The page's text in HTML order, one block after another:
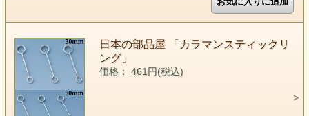
日本の部品屋 「カラマンスティックリ
ング」
価格： 461円(税込)